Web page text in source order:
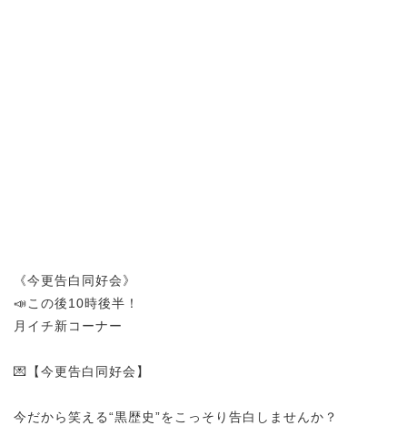
《今更告白同好会》
📣この後10時後半！
月イチ新コーナー
💌【今更告白同好会】
今だから笑える“黒歴史”をこっそり告白しませんか？